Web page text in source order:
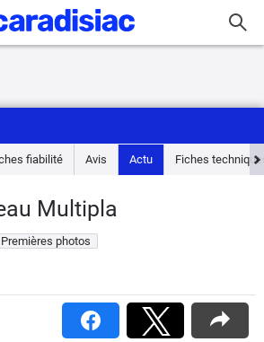
fiabilité Avis Actu Fiches
Multipla
Premières photos